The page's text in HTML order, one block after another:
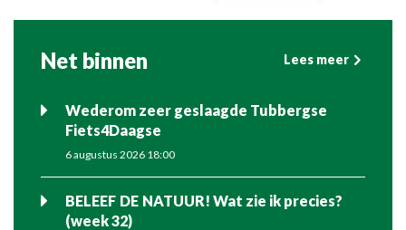
Net binnen Lees meer
Wederom zeer geslaagde Tubbergse
Fiets4Daagse
6 augustus 2026 18:00
BELEEF DE NATUUR! Wat zie ik precies?
(week 32)